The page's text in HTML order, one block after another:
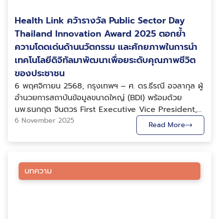
สนับสนุนภาคการท่องเที่ยว โดยส่งเสริมให้เกิดการนำ
เทคโนโลยีดิจิทัลและปัญญาประดิษฐ์มาประยุกต์ใช้ ซึ่ง ดีป้า
ได้ทำงานภายใต้กลไก AI Transformation ที่ครอบคลุมทั้ง
การเตรียมพร้อมกำลังคนดิจิทัล ควบคู่กับการยกระดับ
Digital & AI Solution ซึ่งเปรียบเสมือนโครงสร้างพื้นฐาน
สำคัญแห่งโลกอนาคต นอกจากนี้ ดีป้า ยังได้ดำเนิน
โครงการ AI Transformation โดยส่งเสริมให้เกิดการนำ
เทคโนโลยีและนวัตกรรมดิจิทัลที่ขึ้นทะเบียนบนบัญชีบริการ
ดิจิทัลมาประยุกต์ใช้ในภาคธุรกิจ ภาคอุตสาหกรรม และภาค
เกษตรกรรม ผ่านการสนับสนุนใน 2 รูปแบบ ได้แก่ การยก
ระดับธุรกิจด้วยดิจิทัลตามมาตรการ d-transform และการ
ซึ่งผู้ที่สนใจสามารถศึกษารายละเอียดเพิ่มเติมได้ที่
http://aitransform.depa.or.th ทั้งนี้ สามหน่วยงาน
พร้อมเดินหน้าถ่ายทอดองค์ความรู้และกลไกส่งเสริมการนำ
จัดการ และการวิเคราะห์เชิงนโยบาย โดยแพลตฟอร์ม
Health Link ถูกออกแบบมาเพื่อเชื่อมโยงข้อมูลสุขภาพที่
จำเป็น เช่น ประวัติการรักษา การแพ้ยา และโรคประจำตัว
ระหว่างหน่วยบริการอย่างปลอดภัยและมีมาตรฐานเดียวกัน
ศ. ดร.ธีรณี กล่าวเพิ่มเติมว่า ความร่วมมือกับสำนักงานหลัก
ประกันสุขภาพแห่งชาติ และองค์การบริหารส่วนจังหวัด
ชลบุรีในครั้งนี้ ถือเป็นการขยายการเชื่อมโยงข้อมูลสุขภาพสู่
ระบบปฐมภูมิขององค์กรปกครองส่วนท้องถิ่นอย่างเป็นรูป
ธรรม โดยจังหวัดชลบุรีเป็นพื้นที่นำร่องแห่งแรกที่สามารถ
เชื่อมโยงหน่วยบริการในสังกัด อบจ. ครบทั้ง 118 แห่ง เพื่อ
รองรับการใช้งานทั้งในภาวะปกติและสถานการณ์ฉุกเฉิน
กฎหมายคุ้มครองข้อมูลส่วนบุคคล (PDPA) โดยกำหนด
บทบาทด้านการควบคุมและประมวลผลข้อมูลอย่างชัดเจน
ประกอบการวิเคราะห์เชิงนโยบาย การวางแผนกลยุทธ์ และ
การตัดสินใจได้อย่างแม่นยำ โดยเปิดให้ใช้งานฟรีผ่าน
เว็บไซต์ www.travellink.go.th ขณะเดียวกัน ดร.พีรดล
สามะศิริ ผู้จัดการโครงการและนักวิทยาศาสตร์ข้อมูลอาวุโส
และ นายชยสิน แซ่เตีย วิศวกรข้อมูลอาวุโส ได้ร่วมบรรยาย
เกี่ยวกับแพลตฟอร์มการเชื่อมโยงและวิเคราะห์ข้อมูลขนาด
ใหญ่ Data Integration and Intelligence Platform
(D2) ซึ่งเป็นแพลตฟอร์มกลางสำหรับการเชื่อมโยงและแลก
เปลี่ยนข้อมูลระหว่างหน่วยงานภาครัฐ ภาคเอกชน และ
พันธมิตร เพื่อสนับสนุนการกำหนดนโยบายเชิงมุ่งเป้า การ
บริหารจัดการ และการขับเคลื่อนนวัตกรรมด้วยข้อมูลและ AI
แบบในปี 2569 และการขยายบริการด้าน AI ในปี 2570
นอกจากนี้ นายเบญจ์ รักตันติโชค ผู้อำนวยการฝ่ายวิจัยและ
ได้เขียนโปรแกรมประมวลผลข้อมูล และพัฒนาแดชบอร์ด
แสดงผลคาดการณ์ผลผลิตข้าวจากภาพถ่ายดาวเทียมของ
สำนักงานพัฒนาเทคโนโลยีอวกาศและภูมิสารสนเทศ
(GISTDA) ด้วยเทคโนโลยีปัญญาประดิษฐ์ (AI) เพื่อแสดง
สถานการณ์ผลผลิตข้าวรายพื้นที่ในแต่ละช่วงเวลาได้อย่างมี
ประสิทธิภาพ อย่างไรก็ตาม การวิเคราะห์ปริมาณผลผลิต
เพียงอย่างเดียวไม่เพียงพอในเชิงนโยบาย ทำอย่างไรถึงจะ
จำแนกชนิดพันธุ์ข้าวที่เพาะปลูก เช่น ข้าวหอมมะลิ ข้าวขาว
และข้าวเหนียว ในแต่ละพื้นที่ได้ ? เพราะมีความสำคัญต่อ
การบริหารจัดการการตลาด ทีมงานจึงมีการบูรณาการ
ข้อมูลการขึ้นทะเบียนปลูกข้าวของเกษตรกร จากกรมส่ง
ร่วมกันกับข้อมูลของ GISTDA ทำให้สามารถจำแนกชนิด
พันธุ์ข้าวในแต่ละพื้นที่ในแต่ละช่วงเวลาได้อย่างเป็นระบบ
นอกจากนี้ กำลังการผลิตของโรงสีในพื้นที่ ซึ่งบ่งชี้ถึงความ
Health Link คว้ารางวัล Public Sector Day
Thailand Innovation Award 2025 ตอกย้ำ
ความโดดเด่นด้านนวัตกรรม และศักยภาพในการนำ
เทคโนโลยีดิจิทัลมาพัฒนาเพื่อยระดับคุณภาพชีวิต
ของประชาชน
6 พฤศจิกายน 2568, กรุงเทพฯ – ศ. ดร.ธีรณี อจลากุล ผู้
อำนวยการสถาบันข้อมูลขนาดใหญ่ (BDI) พร้อมด้วย
นพ.ธนกฤต จินตวร First Executive Vice President,
พญ.ปฐมพร ศิรประภาศิริ ผู้ทรงคุณวุฒิด้านบูรณาการ
ข้อมูล นางสาวน้ำฝน ประโพธิ์ศรี ผู้อำนวยการโครงการ
Health Link และทีมเจ้าหน้าที่โครงการ ร่วมขึ้นรับรางวัล
2025 ซึ่งจัดขึ้นโดยความร่วมมือระหว่าง Amazon Web
Services (AWS) และ GovInsider ณ โรงแรม ดิ แอทธินี
6 November 2025 Read More
บทความ